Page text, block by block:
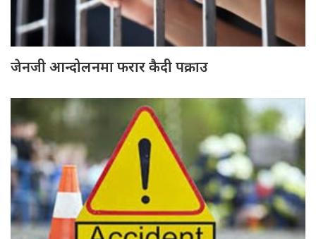
जेनजी आन्दोलनमा फरार कैदी पक्राउ